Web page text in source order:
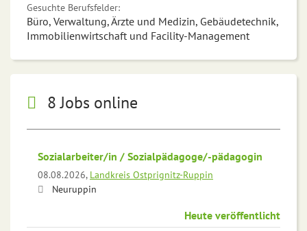
Gesuchte Berufsfelder:
Büro, Verwaltung, Ärzte und Medizin, Gebäudetechnik,
Immobilienwirtschaft und Facility-Management
8 Jobs online
Sozialarbeiter/in / Sozialpädagoge/-pädagogin
08.08.2026, Landkreis Ostprignitz-Ruppin
Neuruppin
Heute veröffentlicht